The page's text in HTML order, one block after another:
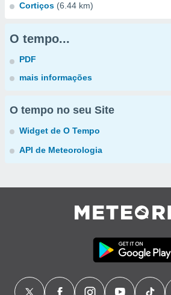
Cortiços (6.44 km)
O tempo...
PDF
mais informações
O tempo no seu Site
Widget de O Tempo
API de Meteorologia